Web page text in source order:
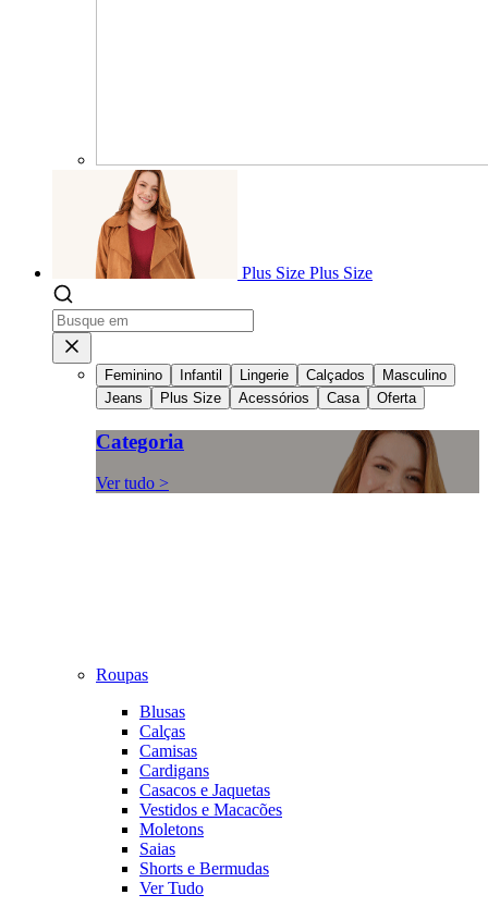
Plus Size Plus Size
Feminino Infantil Lingerie Calçados
Masculino
Jeans
Plus Size Acessórios Casa Oferta
Categoria
Ver tudo >
Roupas
Blusas
Calças
Camisas
Cardigans
Casacos e Jaquetas
Vestidos e Macacões
Moletons
Saias
Shorts e Bermudas
Ver Tudo